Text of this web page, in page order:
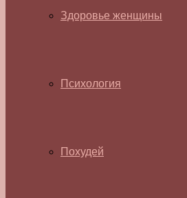
Здоровье женщины
Психология
Похудей